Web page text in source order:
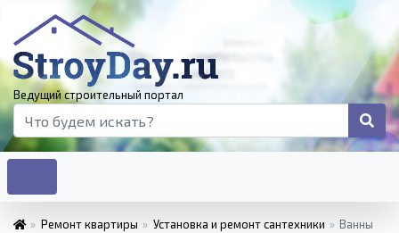
Ведущий строительный портал
» Ремонт квартиры » Установка и ремонт сантехники » Ванны